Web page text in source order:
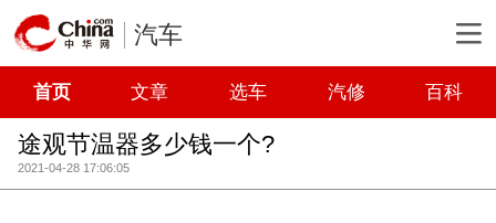
汽车
首页 文章 选车 汽修 百科
途观节温器多少钱一个?
2021-04-28 17:06:05